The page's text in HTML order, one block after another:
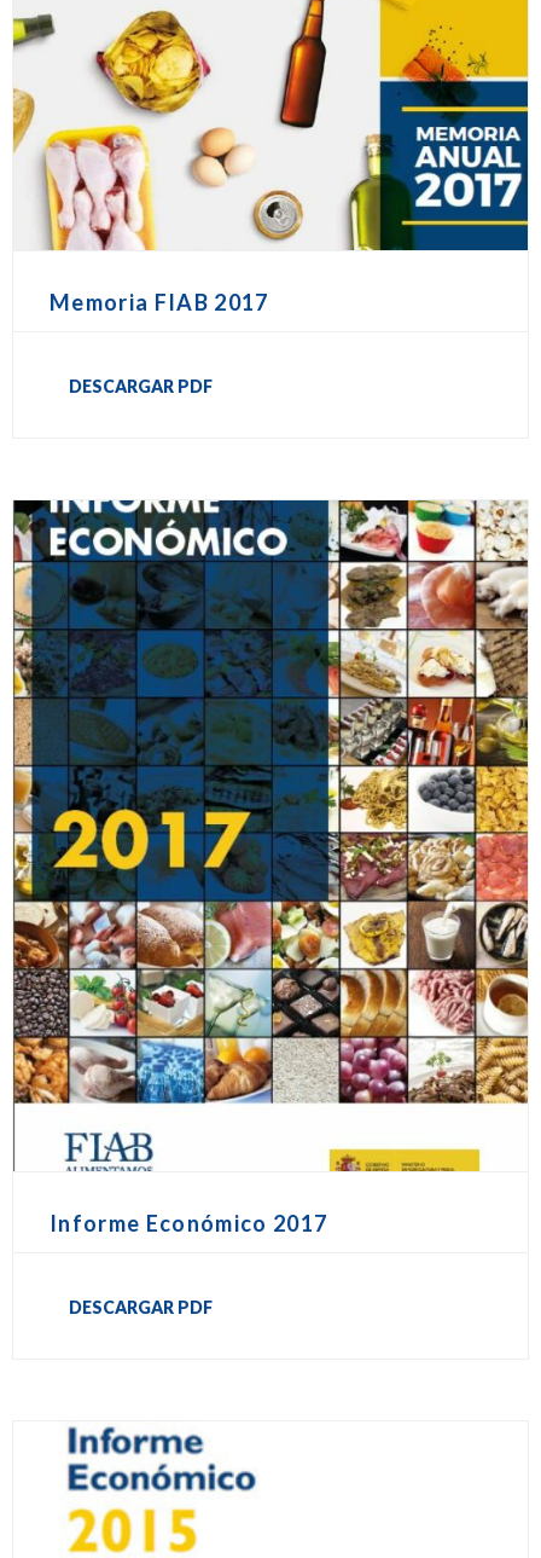
Memoria FIAB 2017
DESCARGAR PDF
Informe Económico 2017
DESCARGAR PDF